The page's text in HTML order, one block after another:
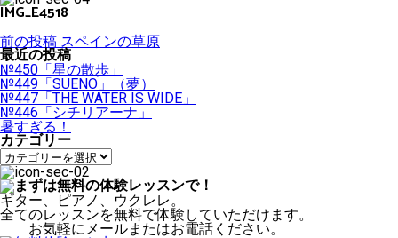
IMG_E4518
投
稿
ナ
ビ
ゲ
ー
シ
ョ
ン
前の投稿 スペインの草原
最近の投稿
№450「星の散歩」
№449「SUENO」（夢）
№447「THE WATER IS WIDE」
№446「シチリアーナ」
暑すぎる！
カテゴリー
カ
テ
ゴ
リ
ー
ギター、ピアノ、ウクレレ。
全てのレッスンを無料で体験していただけます。
お気軽にメールまたはお電話ください。